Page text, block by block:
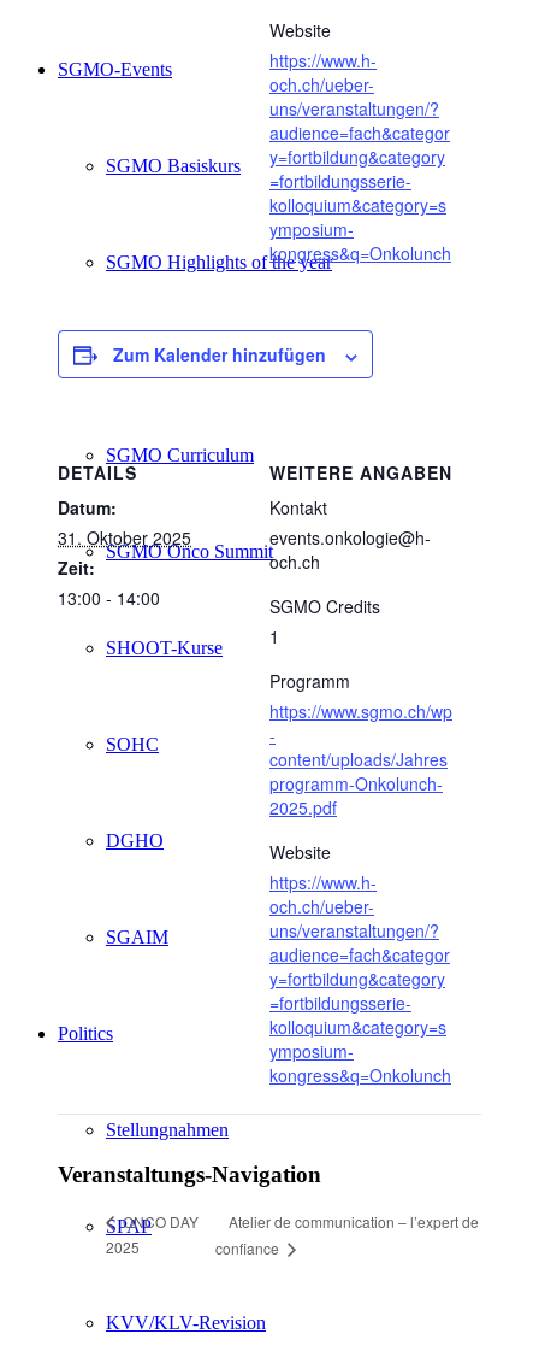
SGMO-Events
SGMO Basiskurs
SGMO Highlights of the year
SGMO Current practice sessions
SGMO Curriculum
SGMO Onco Summit
SHOOT-Kurse
SOHC
DGHO
SGAIM
Politics
Stellungnahmen
SPAP
KVV/KLV-Revision
Website
https://www.h-
och.ch/ueber-
uns/veranstaltungen/?
audience=fach&categor
y=fortbildung&category
=fortbildungsserie-
kolloquium&category=s
ymposium-
kongress&q=Onkolunch
Zum Kalender hinzufügen
DETAILS
Datum:
31. Oktober 2025
Zeit:
13:00 - 14:00
WEITERE ANGABEN
Kontakt
events.onkologie@h-
och.ch
SGMO Credits
1
Programm
https://www.sgmo.ch/wp
-
content/uploads/Jahres
programm-Onkolunch-
2025.pdf
Website
https://www.h-
och.ch/ueber-
uns/veranstaltungen/?
audience=fach&categor
y=fortbildung&category
=fortbildungsserie-
kolloquium&category=s
ymposium-
kongress&q=Onkolunch
Veranstaltungs-Navigation
ONCO DAY
2025
Atelier de communication – l’expert de
confiance